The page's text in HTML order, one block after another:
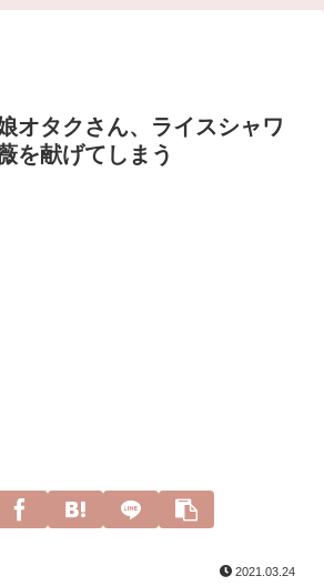
オタクさん、ライスシャワ
を献げてしまう
2021.03.24